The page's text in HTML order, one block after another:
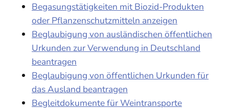
Begasungstätigkeiten mit Biozid-Produkten
oder Pflanzenschutzmitteln anzeigen
Beglaubigung von ausländischen öffentlichen
Urkunden zur Verwendung in Deutschland
beantragen
Beglaubigung von öffentlichen Urkunden für
das Ausland beantragen
Begleitdokumente für Weintransporte